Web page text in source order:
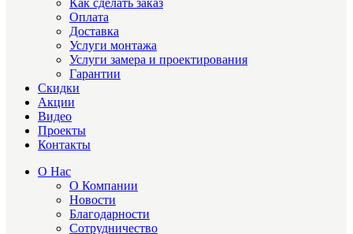
Оплата
Доставка
Услуги монтажа
Услуги замера и проектирования
Гарантии
Скидки
Акции
Видео
Проекты
Контакты
О Нас
О Компании
Новости
Благодарности
Сотрудничество